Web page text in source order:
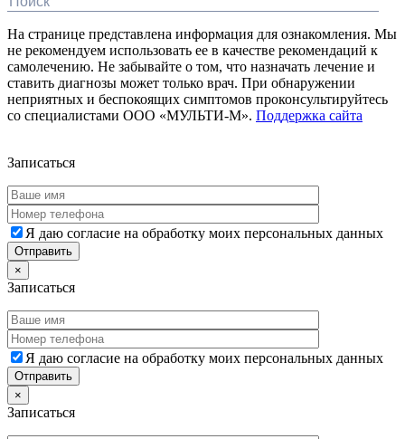
На странице представлена информация для ознакомления. Мы
не рекомендуем использовать ее в качестве рекомендаций к
самолечению. Не забывайте о том, что назначать лечение и
ставить диагнозы может только врач. При обнаружении
неприятных и беспокоящих симптомов проконсультируйтесь
со специалистами ООО «МУЛЬТИ-М». Поддержка сайта
Записаться
Я даю согласие на обработку моих персональных данных
×
Записаться
Я даю согласие на обработку моих персональных данных
×
Записаться